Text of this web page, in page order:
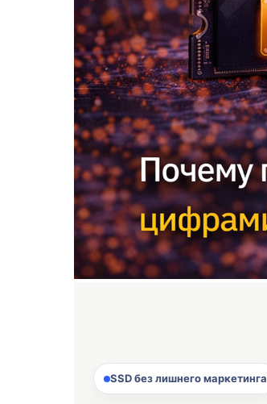
SSD без лишнего маркетинга